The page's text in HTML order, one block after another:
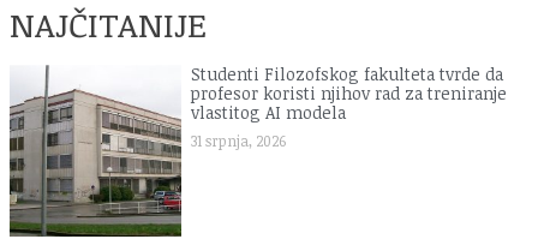
NAJČITANIJE
Studenti Filozofskog fakulteta tvrde da
profesor koristi njihov rad za treniranje
vlastitog AI modela
31 srpnja, 2026